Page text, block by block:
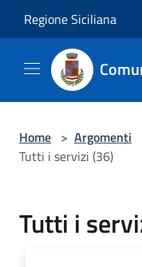
Regione Siciliana
Home > Argomenti
Tutti i servizi (36)
Tutti i